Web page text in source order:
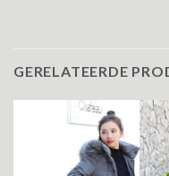
GERELATEERDE